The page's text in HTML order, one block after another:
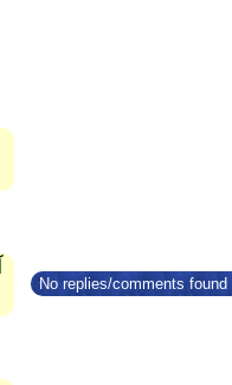
No replies/comments